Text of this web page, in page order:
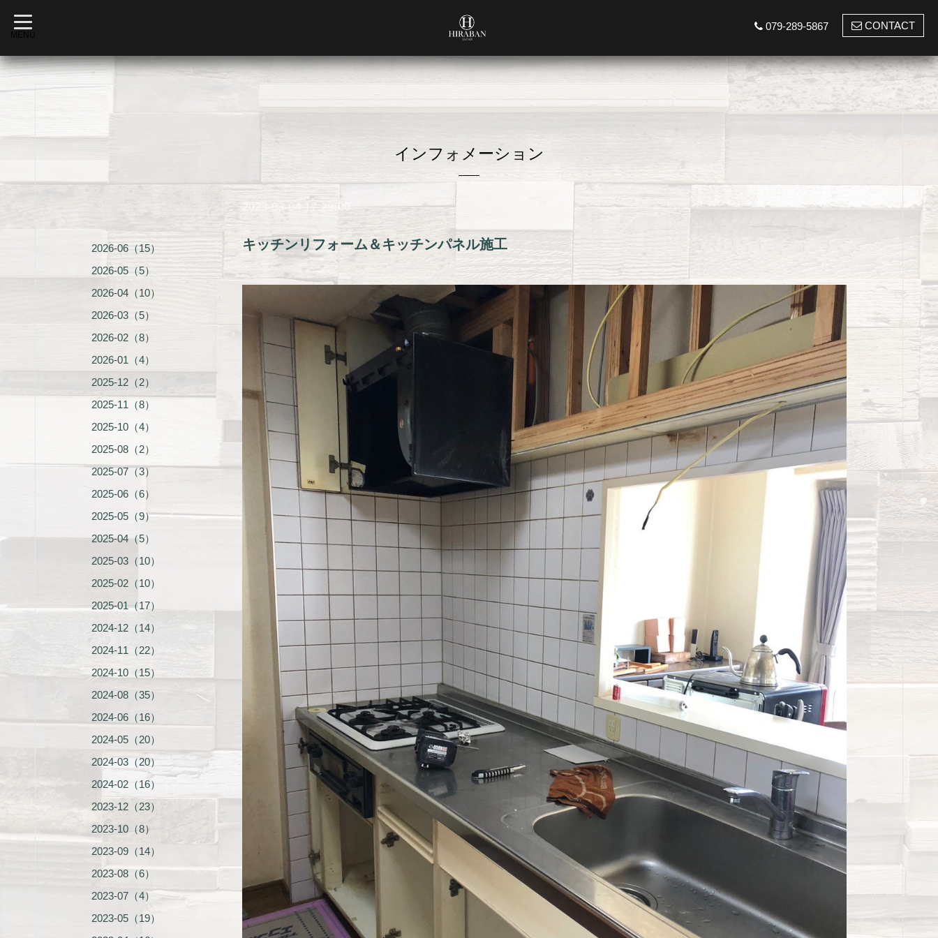
t
o
g
l
e
a
MENU
079-289-5867 CONTACT
インフォメーション
2023-03-04 17:29:00
キッチンリフォーム＆キッチンパネル施工
2026-06（15）
2026-05（5）
2026-04（10）
2026-03（5）
2026-02（8）
2026-01（4）
2025-12（2）
2025-11（8）
2025-10（4）
2025-08（2）
2025-07（3）
2025-06（6）
2025-05（9）
2025-04（5）
2025-03（10）
2025-02（10）
2025-01（17）
2024-12（14）
2024-11（22）
2024-10（15）
2024-08（35）
2024-06（16）
2024-05（20）
2024-03（20）
2024-02（16）
2023-12（23）
2023-10（8）
2023-09（14）
2023-08（6）
2023-07（4）
2023-05（19）